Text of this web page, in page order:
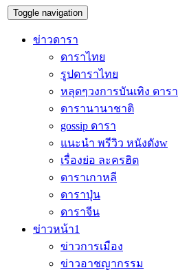
Toggle navigation
ข่าวดารา
ดาราไทย
รูปดาราไทย
หลุดๆวงการบันเทิง ดาร
ดารานานาชาติ
gossip ดารา
แนะนำ พรีวิว หนังดังw
เรื่องย่อ ละครฮิต
ดาราเกาหลี
ดาราปุ่น
ดาราจีน
ข่าวหน้า1
ข่าวการเมือง
ข่าวอาชญากรรม